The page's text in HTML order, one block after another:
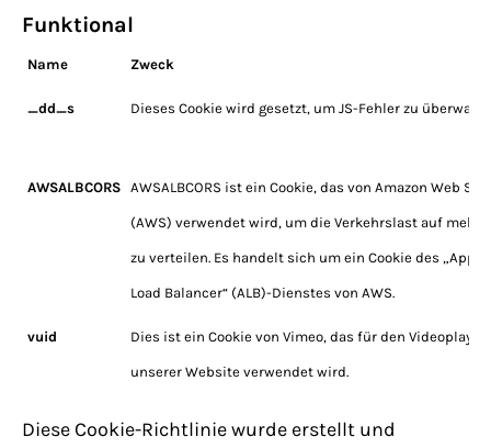
Funktional
Name Zweck
_dd_s Dieses Cookie wird gesetzt, um JS-Fehler zu
AWSALBCORS AWSALBCORS ist ein Cookie, das von Amazon Web
(AWS) verwendet wird, um die Verkehrslast auf
zu verteilen. Es handelt sich um ein Cookie des
Load Balancer“ (ALB)-Dienstes von AWS.
vuid Dies ist ein Cookie von Vimeo, das für den Videoplayer
unserer Website verwendet wird.
Diese Cookie-Richtlinie wurde erstellt und